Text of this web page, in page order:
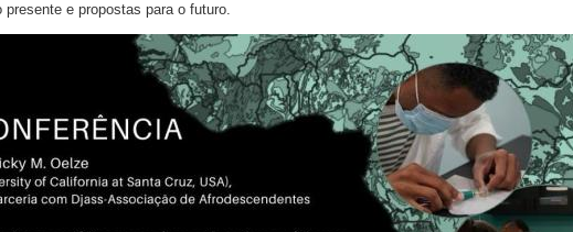
presente e propostas para o futuro.